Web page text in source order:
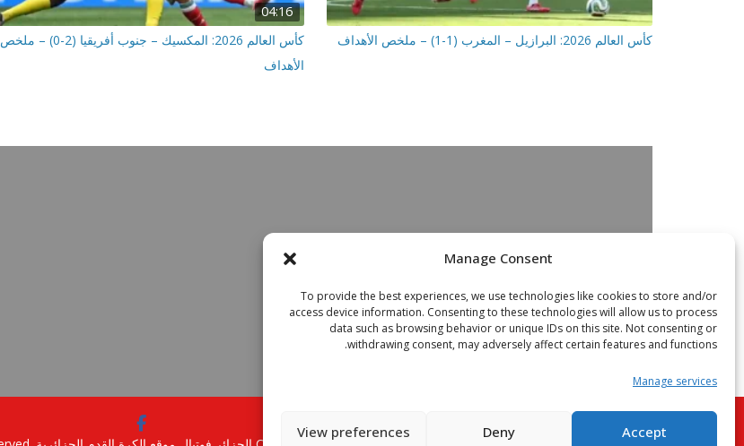
Manage Consent
To provide the best experiences, we use technologies like cookies to store and/or
access device information. Consenting to these technologies will allow us to process
data such as browsing behavior or unique IDs on this site. Not consenting or
withdrawing consent, may adversely affect certain features and functions.
Manage services
Accept
Deny
View preferences
كأس العالم 2026: البرازيل – المغرب (1-1) – ملخص الأهداف
04:16
كأس العالم 2026: المكسيك – جنوب أفريقيا (2-0) – ملخص
الأهداف